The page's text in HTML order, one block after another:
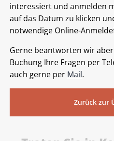
interessiert und anmelden
auf das Datum zu klicken
notwendige Online-
Gerne beantworten wir
Buchung Ihre Fragen per
auch gerne per Mail.
Zurück zur